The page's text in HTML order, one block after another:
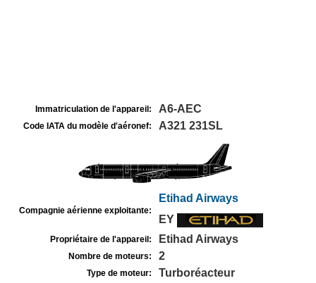
Immatriculation de l'appareil: A6-AEC
Code IATA du modèle d'aéronef: A321 231SL
Compagnie aérienne exploitante:
Etihad Airways
EY
Propriétaire de l'appareil: Etihad Airways
Nombre de moteurs: 2
Type de moteur: Turboréacteur